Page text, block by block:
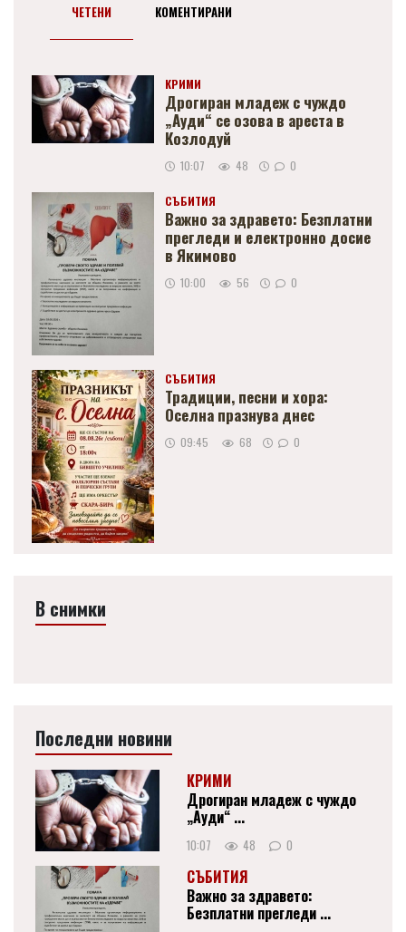
ЧЕТЕНИ КОМЕНТИРАНИ
КРИМИ
Дрогиран младеж с чуждо
„Ауди“ се озова в ареста в
Козлодуй
10:07 48 0
СЪБИТИЯ
Важно за здравето: Безплатни
прегледи и електронно досие
в Якимово
10:00 56 0
СЪБИТИЯ
Традиции, песни и хора:
Оселна празнува днес
09:45 68 0
В снимки
Последни новини
КРИМИ
Дрогиран младеж с чуждо
„Ауди“ ...
10:07 48 0
СЪБИТИЯ
Важно за здравето:
Безплатни прегледи ...